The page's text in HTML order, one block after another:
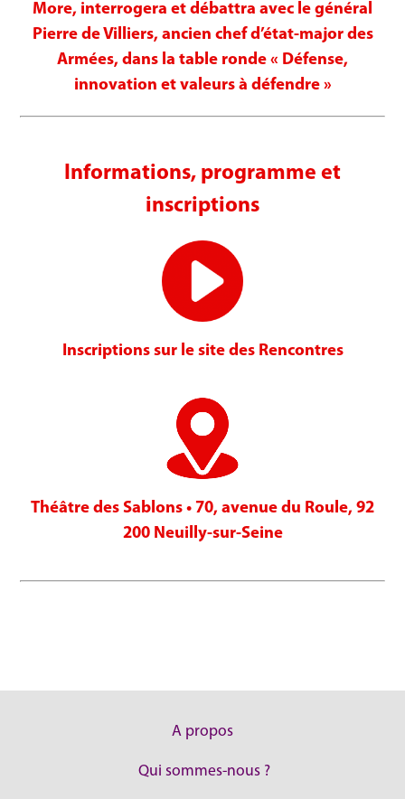
More, interrogera et débattra avec le général
Pierre de Villiers, ancien chef d’état-major des
Armées, dans la table ronde « Défense,
innovation et valeurs à défendre »
Informations, programme et
inscriptions
Inscriptions sur le site des Rencontres
Théâtre des Sablons • 70, avenue du Roule, 92
200 Neuilly-sur-Seine
A propos
Qui sommes-nous ?